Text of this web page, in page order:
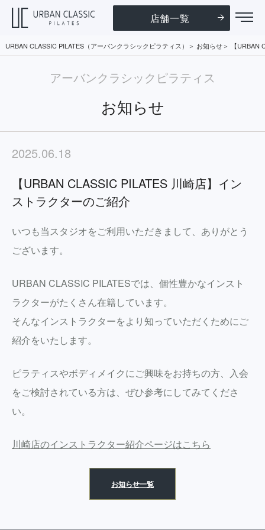
店舗一覧
URBAN CLASSIC PILATES（アーバンクラシックピラティス） お知らせ 【
アーバンクラシックピラティス
お知らせ
2025.06.18
【URBAN CLASSIC PILATES 川崎店】イン
ストラクターのご紹介
いつも当スタジオをご利用いただきまして、ありがとう
ございます。
URBAN CLASSIC PILATESでは、個性豊かなインスト
ラクターがたくさん在籍しています。
そんなインストラクターをより知っていただくためにご
紹介をいたします。
ピラティスやボディメイクにご興味をお持ちの方、入会
をご検討されている方は、ぜひ参考にしてみてくださ
い。
川崎店のインストラクター紹介ページはこちら
お知らせ一覧